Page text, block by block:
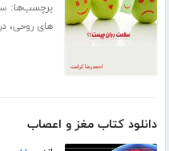
برچسب‌ها:
های روحی،
دانلود کتاب مغز و اعصاب